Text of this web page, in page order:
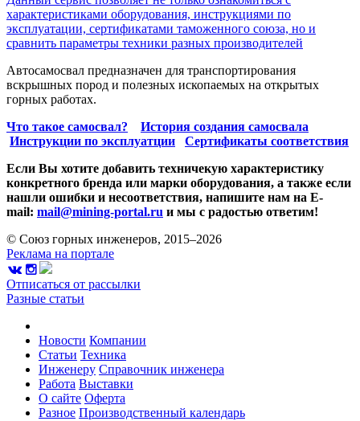
характеристиками оборудования, инструкциями по
эксплуатации, сертификатами таможенного союза, но и
сравнить параметры техники разных производителей
Автосамосвал предназначен для транспортирования
вскрышных пород и полезных ископаемых на открытых
горных работах.
Что такое самосвал?
История создания самосвала
Инструкции по эксплуатции
Сертификаты соответствия
Если Вы хотите добавить техничекую характеристику
конкретного бренда или марки оборудования, а также если
нашли ошибки и несоответствия, напишите нам на E-
mail: mail@mining-portal.ru и мы с радостью ответим!
© Союз горных инженеров, 2015–2026
Реклама на портале
Отписаться от рассылки
Разные статьи
Новости Компании
Статьи Техника
Инженеру Справочник инженера
Работа Выставки
О сайте Оферта
Разное Производственный календарь